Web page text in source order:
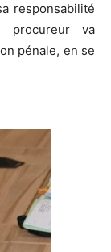
responsabilité
procureur va
pénale, en se